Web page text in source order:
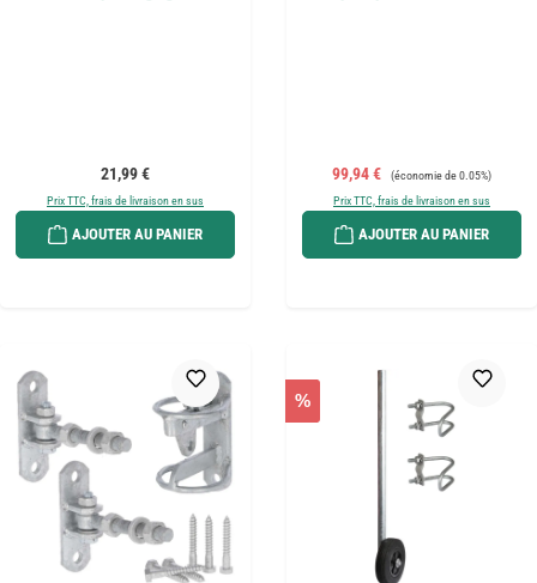
Prix régulier :
21,99 €
Prix TTC, frais de livraison en sus
AJOUTER AU PANIER
Prix de vente :
99,94 € Prix régulier :
(économie de 0.05%)
Prix TTC, frais de livraison en sus
AJOUTER AU PANIER
%